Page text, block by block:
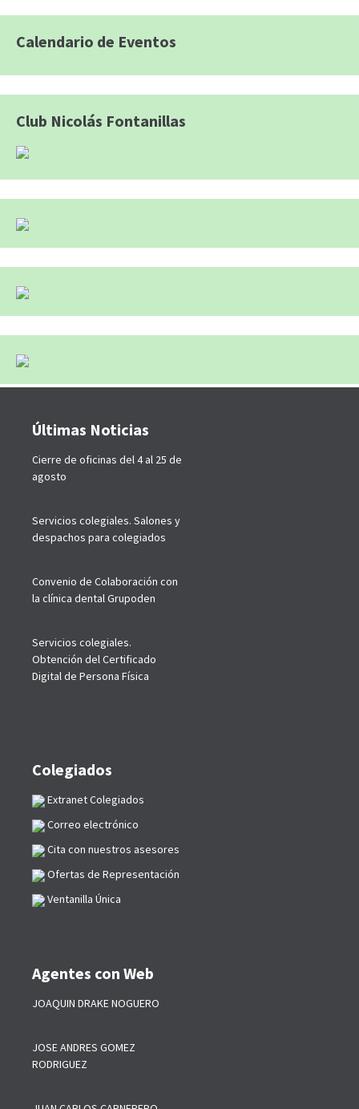
Calendario de Eventos
Club Nicolás Fontanillas
Últimas Noticias
Cierre de oficinas del 4 al 25 de
agosto
Servicios colegiales. Salones y
despachos para colegiados
Convenio de Colaboración con
la clínica dental Grupoden
Servicios colegiales.
Obtención del Certificado
Digital de Persona Física
Colegiados
Extranet Colegiados
Correo electrónico
Cita con nuestros asesores
Ofertas de Representación
Ventanilla Única
Agentes con Web
JOAQUIN DRAKE NOGUERO
JOSE ANDRES GOMEZ
RODRIGUEZ